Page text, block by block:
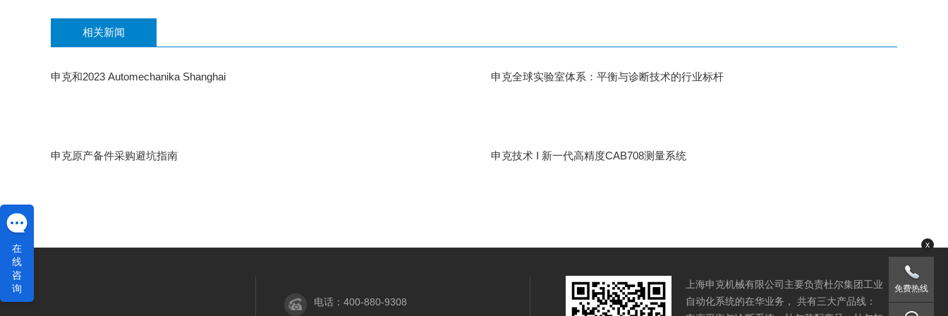
相关新闻
申克和2023 Automechanika Shanghai 申克全球实验室体系：平衡与诊断技术的行业标杆
申克原产备件采购避坑指南 申克技术 I 新一代高精度CAB708测量系统
电话：400-880-9308
上海申克机械有限公司主要负责杜尔集团工业
自动化系统的在华业务， 共有三大产品线：
x
免费热线
在
线
咨
询
在
线
咨
询